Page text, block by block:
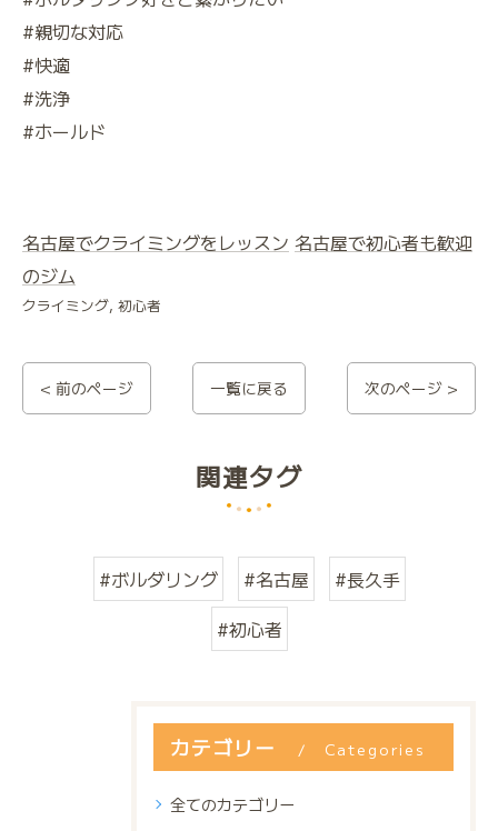
#親切な対応
#快適
#洗浄
#ホールド
名古屋でクライミングをレッスン 名古屋で初心者も歓迎
のジム
クライミング 初心者
< 前のページ 一覧に戻る 次のページ >
関連タグ
#ボルダリング #名古屋
#長久手
#初心者
カテゴリー Categories
全てのカテゴリー